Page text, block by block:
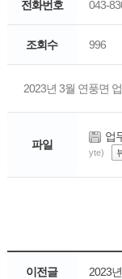
전화번호 043-
조회수 996
2023년 3월 연풍면
파일
업
yte)
이전글 2023